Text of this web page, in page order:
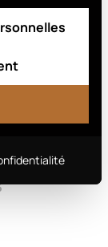
Curve